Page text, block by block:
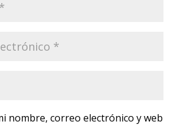
nombre, correo electrónico y web